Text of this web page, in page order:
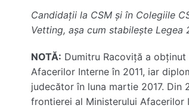
Candidații la CSM și în Colegiile
Vetting, așa cum stabilește
NOTĂ: Dumitru Racoviță a
Afacerilor Interne în 2011, iar
judecător în luna martie 2017.
frontierei al Ministerului Afacerilor